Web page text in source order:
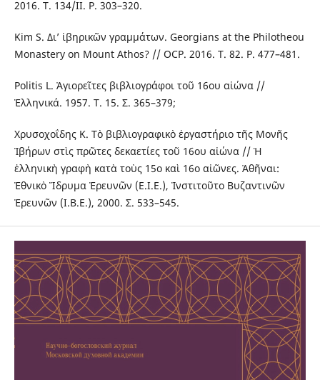
2016. T. 134/II. P. 303–320.
Kim S. Δι’ ἰβηρικῶν γραμμάτων. Georgians at the Philotheou
Monastery on Mount Athos? // OCP. 2016. T. 82. P. 477–481.
Politis L. Ἁγιορεῖτες βιβλιογράφοι τοῦ 16ου αἰώνα //
Ἑλληνικά. 1957. T. 15. Σ. 365–379;
Χρυσοχοΐδης K. Τὸ βιβλιογραφικὸ ἐργαστήριο τῆς Μονῆς
Ἰβήρων στὶς πρῶτες δεκαετίες τοῦ 16ου αἰώνα // Ἡ
ἑλληνικὴ γραφὴ κατὰ τοὺς 15ο καὶ 16ο αἰῶνες. Ἀθῆναι:
Ἐθνικὸ Ἵδρυμα Ἐρευνῶν (Ε.Ι.Ε.), Ἰνστιτοῦτο Βυζαντινῶν
Ἐρευνῶν (Ι.Β.Ε.), 2000. Σ. 533–545.